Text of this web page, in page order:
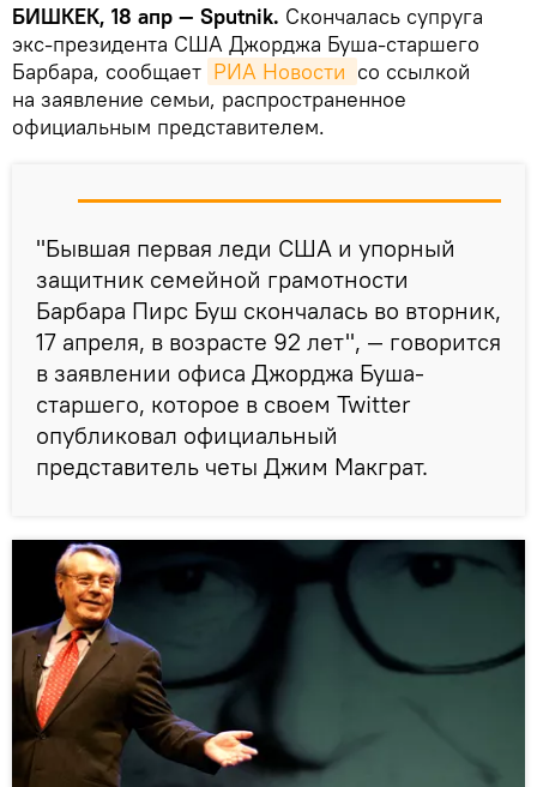
БИШКЕК, 18 апр — Sputnik. Скончалась супруга
экс-президента США Джорджа Буша-старшего
Барбара, сообщает РИА Новости со ссылкой
на заявление семьи, распространенное
официальным представителем.
"Бывшая первая леди США и упорный
защитник семейной грамотности
Барбара Пирс Буш скончалась во вторник,
17 апреля, в возрасте 92 лет", — говорится
в заявлении офиса Джорджа Буша-
старшего, которое в своем Twitter
опубликовал официальный
представитель четы Джим Макграт.